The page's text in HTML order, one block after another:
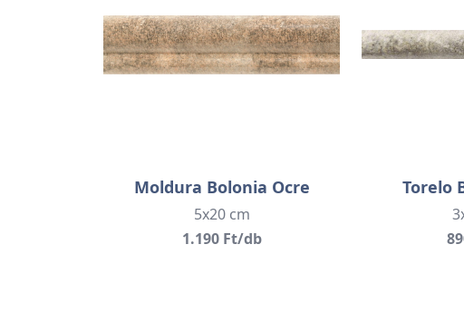
Moldura Bolonia Ocre
5x20 cm
1.190 Ft/db
Torelo